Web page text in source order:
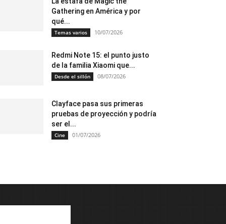
Gathering en América y por
qué...
Temas varios 10/07/2026
Redmi Note 15: el punto justo
de la familia Xiaomi que...
Desde el sillón 08/07/2026
Clayface pasa sus primeras
pruebas de proyección y podría
ser el...
Cine 01/07/2026